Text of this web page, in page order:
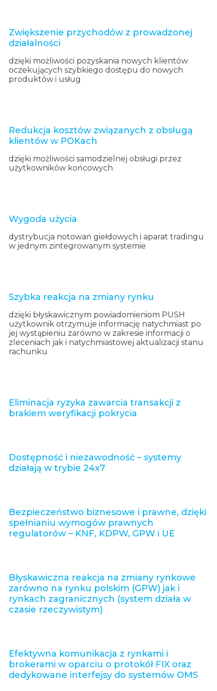
Zwiększenie przychodów z prowadzonej
działalności
dzięki możliwości pozyskania nowych klientów
oczekujących szybkiego dostępu do nowych
produktów i usług
Redukcja kosztów związanych z obsługą
klientów w POKach
dzięki możliwości samodzielnej obsługi przez
użytkowników końcowych
Wygoda użycia
dystrybucja notowań giełdowych i aparat tradingu
w jednym zintegrowanym systemie
Szybka reakcja na zmiany rynku
dzięki błyskawicznym powiadomieniom PUSH
użytkownik otrzymuje informację natychmiast po
jej wystąpieniu zarówno w zakresie informacji o
zleceniach jak i natychmiastowej aktualizacji stanu
rachunku
Eliminacja ryzyka zawarcia transakcji z
brakiem weryfikacji pokrycia
Dostępność i niezawodność – systemy
działają w trybie 24x7
Bezpieczeństwo biznesowe i prawne, dzięki
spełnianiu wymogów prawnych
regulatorów – KNF, KDPW, GPW i UE
Błyskawiczna reakcja na zmiany rynkowe
zarówno na rynku polskim (GPW) jak i
rynkach zagranicznych (system działa w
czasie rzeczywistym)
Efektywna komunikacja z rynkami i
brokerami w oparciu o protokół FIX oraz
dedykowane interfejsy do systemów OMS